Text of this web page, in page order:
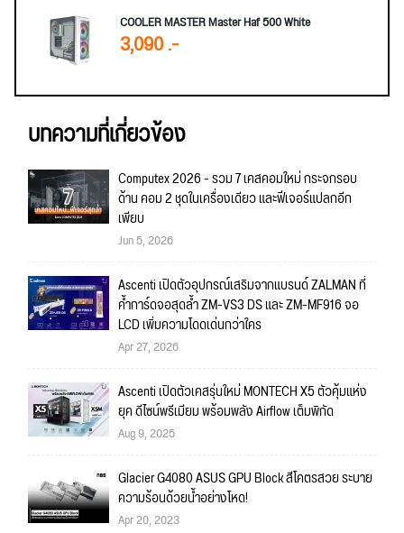
COOLER MASTER Master Haf 500 White
3,090 .-
บทความที่เกี่ยวข้อง
Computex 2026 - รวม 7 เคสคอมใหม่ กระจกรอบ
ด้าน คอม 2 ชุดในเครื่องเดียว และฟีเจอร์แปลกอีก
เพียบ
Jun 5, 2026
Ascenti เปิดตัวอุปกรณ์เสริมจากแบรนด์ ZALMAN ที่
ค้ำการ์ดจอสุดล้ำ ZM-VS3 DS และ ZM-MF916 จอ
LCD เพิ่มความโดดเด่นกว่าใคร
Apr 27, 2026
Ascenti เปิดตัวเคสรุ่นใหม่ MONTECH X5 ตัวคุ้มแห่ง
ยุค ดีไซน์พรีเมียม พร้อมพลัง Airflow เต็มพิกัด
Aug 9, 2025
Glacier G4080 ASUS GPU Block สีโคตรสวย ระบาย
ความร้อนด้วยน้ำอย่างโหด!
Apr 20, 2023